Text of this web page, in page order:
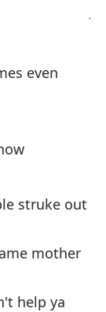
even
struke out
mother
help ya